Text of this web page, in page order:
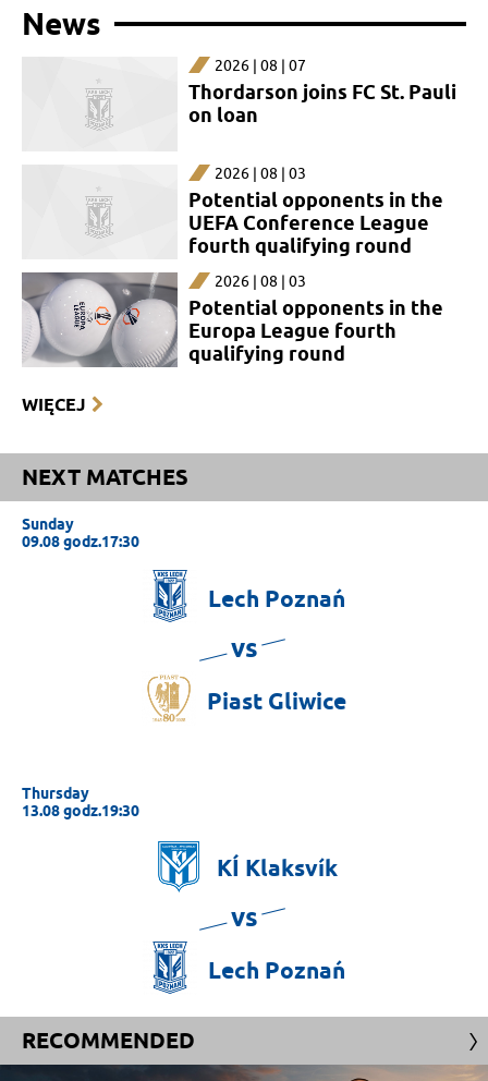
News
2026 | 08 | 07
Thordarson joins FC St. Pauli
on loan
2026 | 08 | 03
Potential opponents in the
UEFA Conference League
fourth qualifying round
2026 | 08 | 03
Potential opponents in the
Europa League fourth
qualifying round
WIĘCEJ
NEXT MATCHES
Sunday
09.08 godz.17:30
Lech Poznań
vs
Piast Gliwice
Thursday
13.08 godz.19:30
KÍ Klaksvík
vs
Lech Poznań
RECOMMENDED